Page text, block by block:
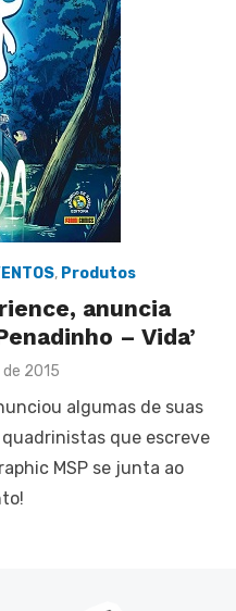
, Produtos
anuncia
– Vida’
de 2015
algumas de suas
que escreve
MSP se junta ao